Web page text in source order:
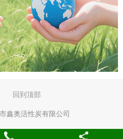
回到顶部
鑫奥活性炭有限公司